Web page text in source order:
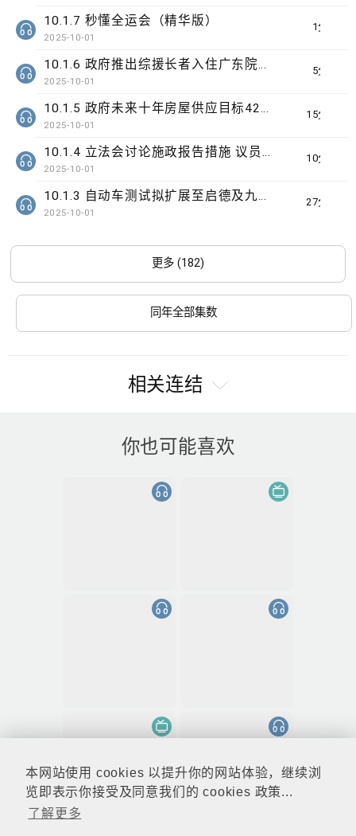
本网站使用 cookies 以提升你的网站体验，继续浏
览即表示你接受及同意我们的 cookies 政策...
了解更多
1分钟
10.1.7 秒懂全运会（精华版）
2025-10-01
5分钟
10.1.6 政府推出综援长者入住广东院舍试验计划为期3年
2025-10-01
15分钟
10.1.5 政府未来十年房屋供应目标42万个单位
2025-10-01
10分钟
10.1.4 立法会讨论施政报告措施 议员关注识别高危家庭
2025-10-01
27分钟
10.1.3 自动车测试拟扩展至启德及九龙湾
2025-10-01
更多 (182)
同年全部集数
相关连结
你也可能喜欢